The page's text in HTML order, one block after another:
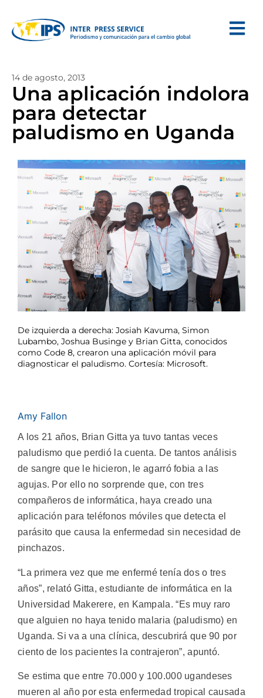
14 de agosto, 2013
Una aplicación indolora
para detectar
paludismo en Uganda
De izquierda a derecha: Josiah Kavuma, Simon
Lubambo, Joshua Businge y Brian Gitta, conocidos
como Code 8, crearon una aplicación móvil para
diagnosticar el paludismo. Cortesía: Microsoft.
Amy Fallon
A los 21 años, Brian Gitta ya tuvo tantas veces
paludismo que perdió la cuenta. De tantos análisis
de sangre que le hicieron, le agarró fobia a las
agujas. Por ello no sorprende que, con tres
compañeros de informática, haya creado una
aplicación para teléfonos móviles que detecta el
parásito que causa la enfermedad sin necesidad de
pinchazos.
“La primera vez que me enfermé tenía dos o tres
años”, relató Gitta, estudiante de informática en la
Universidad Makerere, en Kampala. “Es muy raro
que alguien no haya tenido malaria (paludismo) en
Uganda. Si va a una clínica, descubrirá que 90 por
ciento de los pacientes la contrajeron”, apuntó.
Se estima que entre 70.000 y 100.000 ugandeses
mueren al año por esta enfermedad tropical causada